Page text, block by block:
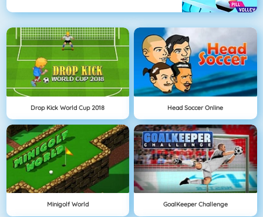
Drop Kick World Cup 2018 Head Soccer Online
Minigolf World GoalKeeper Challenge